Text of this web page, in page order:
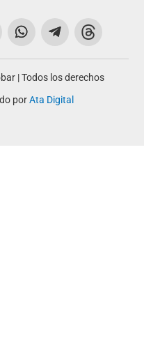
| Todos los derechos
porAta Digital